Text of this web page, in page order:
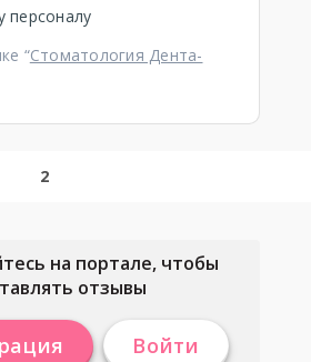
персоналу
“Стоматология Дента-
2
на портале, чтобы
отзывы
Войти